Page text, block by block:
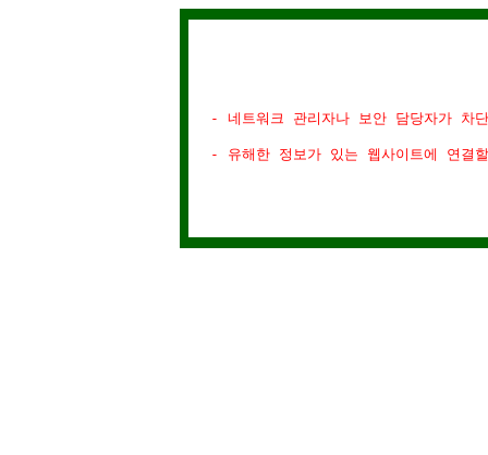
- 네트워크 관리자나 보안 담당자가 차
- 유해한 정보가 있는 웹사이트에 연결